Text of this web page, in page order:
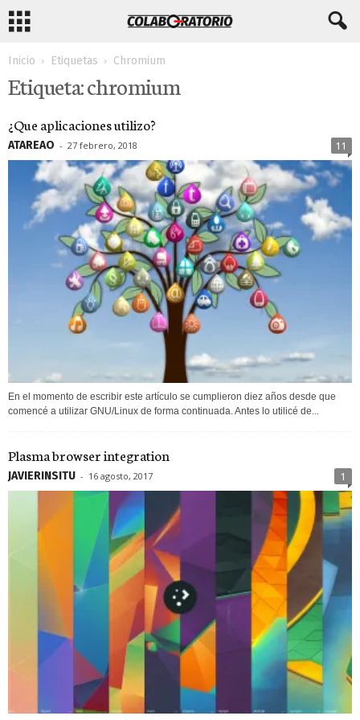
Inicio Etiquetas Chromium
Etiqueta: chromium
¿Que aplicaciones utilizo?
ATAREAO - 27 febrero, 2018 11
En el momento de escribir este artículo se cumplieron diez años desde que
comencé a utilizar GNU/Linux de forma continuada. Antes lo utilicé de...
Plasma browser integration
JAVIERINSITU - 16 agosto, 2017 1